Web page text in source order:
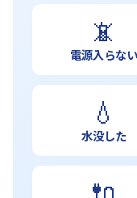
📵
電源入らない
💧
水没した